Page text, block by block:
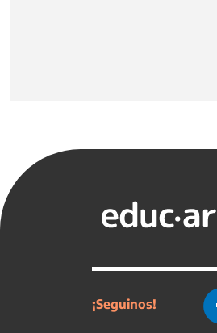
¡Seguinos!